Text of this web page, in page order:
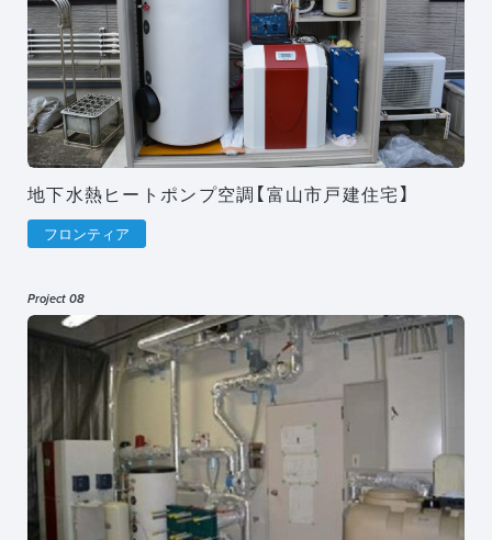
地下水熱ヒートポンプ空調【富山市戸建住宅】
フロンティア
Project 08